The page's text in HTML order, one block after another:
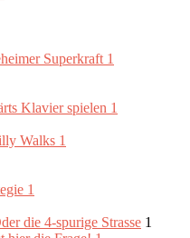
Superkraft 1
Klavier spielen 1
Walks 1
1
die 4-spurige Strasse 1